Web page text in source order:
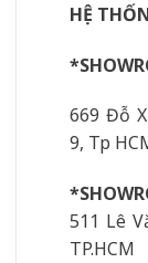
HỆ
669 Đỗ
9, Tp
511 Lê
TP.HCM